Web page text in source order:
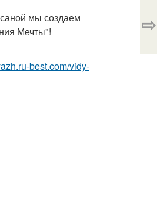
мы создаем
Мечты"!
best.com/vidy-
⇨